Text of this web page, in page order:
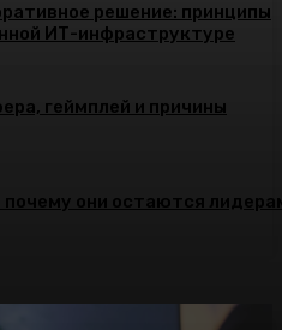
решение: принципы
ИТ-инфраструктуре
геймплей и причины
они остаются